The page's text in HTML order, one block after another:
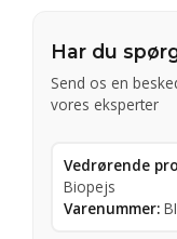
Har du
Send os en
vores eksperter
Vedrørende
Biopejs
Varenummer: